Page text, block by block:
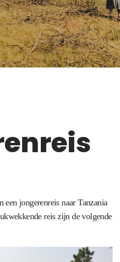
jongerenreis naar Tanzania
reis zijn de volgende